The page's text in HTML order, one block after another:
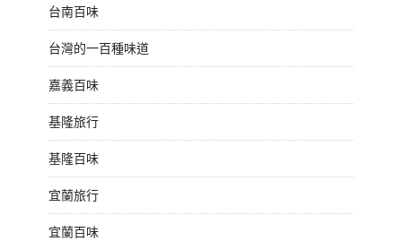
台南百味
台灣的一百種味道
嘉義百味
基隆旅行
基隆百味
宜蘭旅行
宜蘭百味